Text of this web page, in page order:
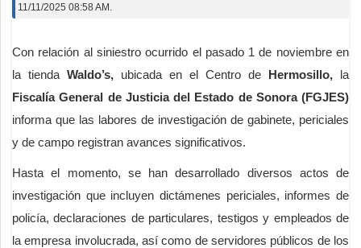
11/11/2025 08:58 AM.
Con relación al siniestro ocurrido el pasado 1 de noviembre en
la tienda Waldo’s, ubicada en el Centro de Hermosillo, la
Fiscalía General de Justicia del Estado de Sonora (FGJES)
informa que las labores de investigación de gabinete, periciales
y de campo registran avances significativos.
Hasta el momento, se han desarrollado diversos actos de
investigación que incluyen dictámenes periciales, informes de
policía, declaraciones de particulares, testigos y empleados de
la empresa involucrada, así como de servidores públicos de los